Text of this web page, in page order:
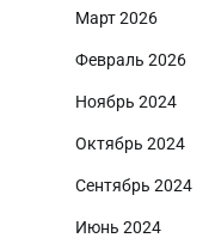
Март 2026
Февраль 2026
Ноябрь 2024
Октябрь 2024
Сентябрь 2024
Июнь 2024